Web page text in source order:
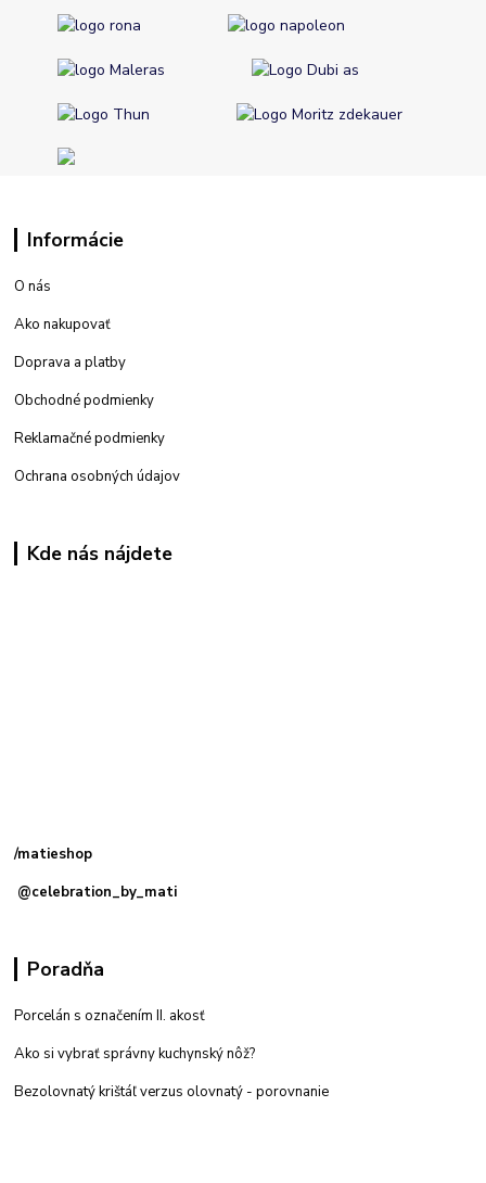
Informácie
O nás
Ako nakupovať
Doprava a platby
Obchodné podmienky
Reklamačné podmienky
Ochrana osobných údajov
Kde nás nájdete
/matieshop
@celebration_by_mati
Poradňa
Porcelán s označením II. akosť
Ako si vybrať správny kuchynský nôž?
Bezolovnatý krištáľ verzus olovnatý - porovnanie